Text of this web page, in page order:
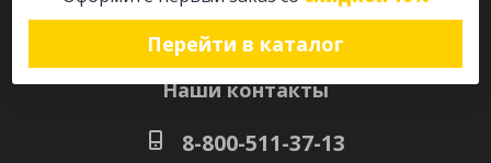
Перейти в каталог
Наши контакты
8-800-511-37-13